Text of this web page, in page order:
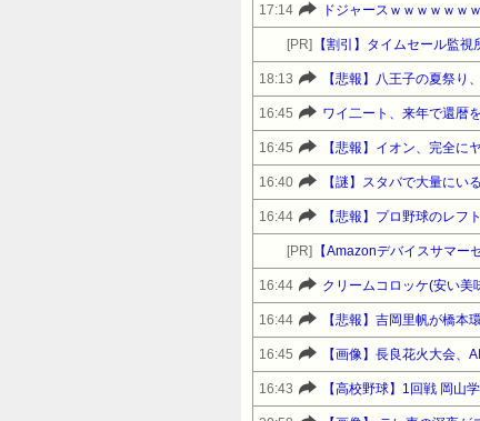
ッチが悪いなんていうとらん
>>94 仕事関係なくなってて
やろ 結婚してからじゃないと
08:09:00.73 ID:V2+eXT42a た
名無し 2017/05/13(土)
17:14 ドジャースｗｗｗｗｗｗ
[PR] 【割引】タイムセール監視
18:13 【悲報】八王子の夏祭り
16:45 ワイ二ート、来年で還暦
16:45 【悲報】イオン、完全に
16:40 【謎】スタバで大量にい
16:44 【悲報】プロ野球のレフ
[PR]
16:44 クリームコロッケ(安い
16:44 【悲報】吉岡里帆が橋本
16:45 【画像】長良花火大会、
16:43